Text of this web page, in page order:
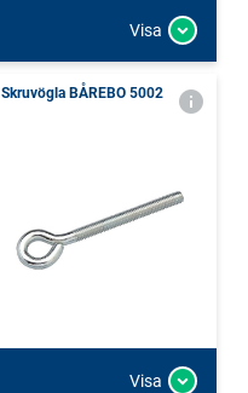
Visa
Skruvögla BÅREBO 5002
Visa